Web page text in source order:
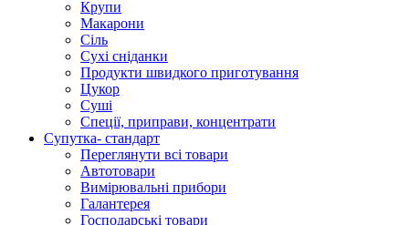
Крупи
Макарони
Сіль
Сухі сніданки
Продукти швидкого приготування
Цукор
Суші
Спеції, приправи, концентрати
Супутка- стандарт
Переглянути всі товари
Автотовари
Вимірювальні прибори
Галантерея
Господарські товари